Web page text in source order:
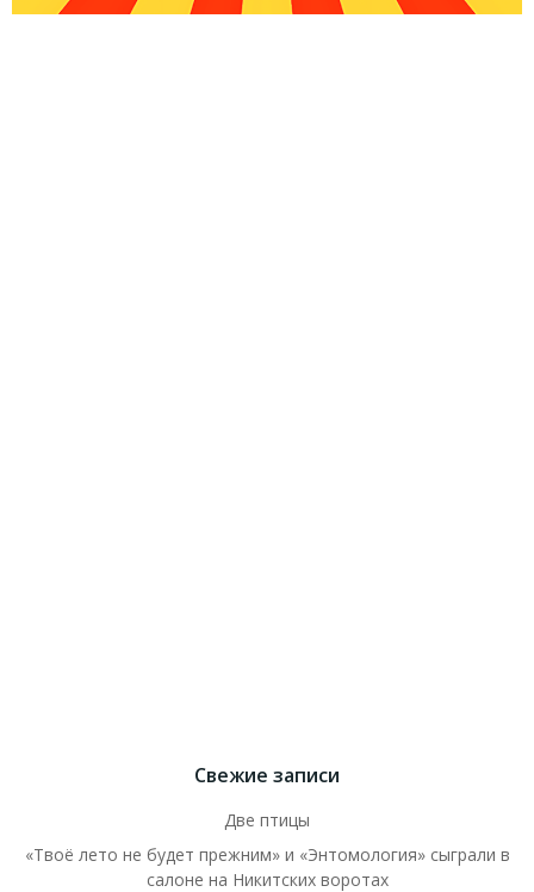
Свежие записи
Две птицы
«Твоё лето не будет прежним» и «Энтомология» сыграли в
салоне на Никитских воротах